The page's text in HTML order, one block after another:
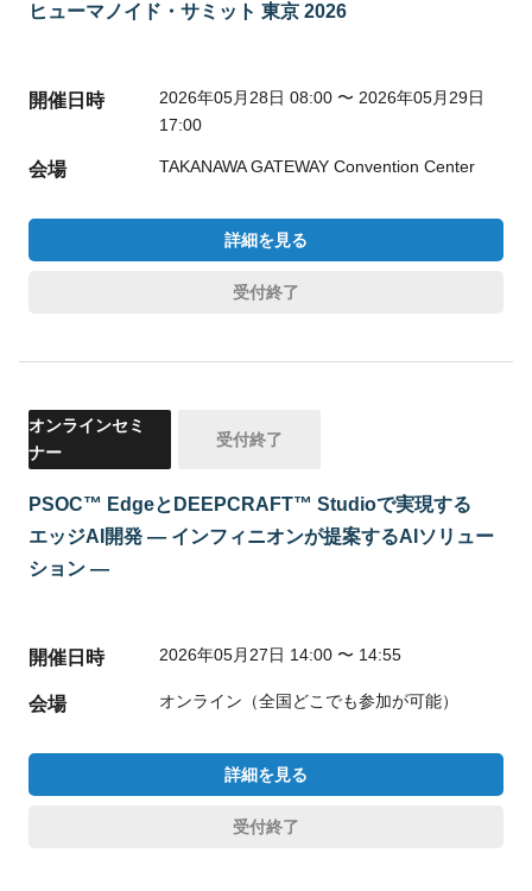
ヒューマノイド・サミット 東京 2026
開催日時
2026年05月28日 08:00 〜 2026年05月29日
17:00
会場 TAKANAWA GATEWAY Convention Center
詳細を見る
受付終了
オンラインセミ
ナー
受付終了
PSOC™ EdgeとDEEPCRAFT™ Studioで実現する
エッジAI開発 ― インフィニオンが提案するAIソリュー
ション ―
開催日時 2026年05月27日 14:00 〜 14:55
会場 オンライン（全国どこでも参加が可能）
詳細を見る
受付終了